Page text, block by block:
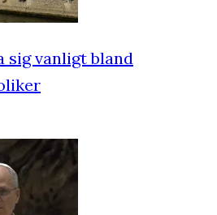
sig vanligt bland